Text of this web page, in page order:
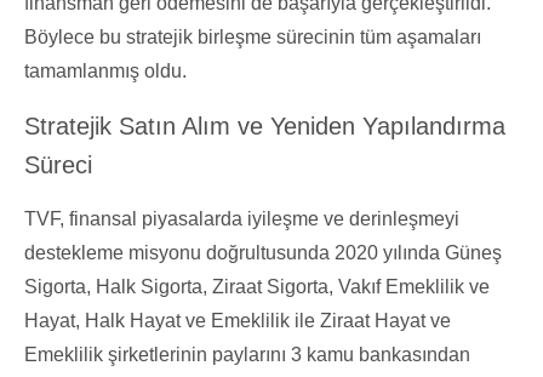
Böylece bu stratejik birleşme sürecinin tüm aşamaları
tamamlanmış oldu.
Stratejik Satın Alım ve Yeniden Yapılandırma
Süreci
TVF, finansal piyasalarda iyileşme ve derinleşmeyi
destekleme misyonu doğrultusunda 2020 yılında Güneş
Sigorta, Halk Sigorta, Ziraat Sigorta, Vakıf Emeklilik ve
Hayat, Halk Hayat ve Emeklilik ile Ziraat Hayat ve
Emeklilik şirketlerinin paylarını 3 kamu bankasından